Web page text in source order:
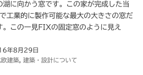
湖に向かう窓です。この家が完成した当
で工業的に製作可能な最大の大きさの窓だ
。この一見FIXの固定窓のように見え
年8月29日
欧建築 建築・設計について